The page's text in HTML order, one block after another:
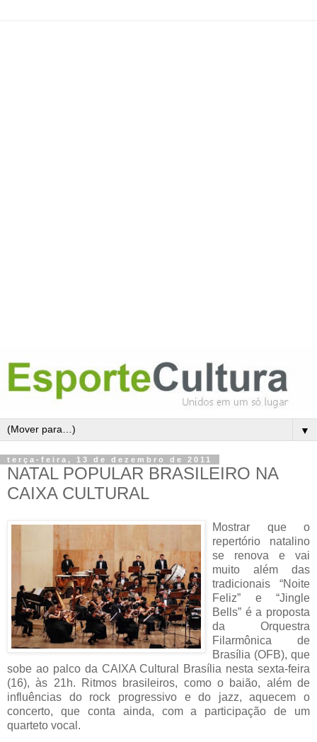
▼
terça-feira, 13 de dezembro de 2011
NATAL POPULAR BRASILEIRO NA
CAIXA CULTURAL
Mostrar que o
repertório natalino
se renova e vai
muito além das
tradicionais “Noite
Feliz” e “Jingle
Bells” é a proposta
da Orquestra
Filarmônica de
Brasília (OFB), que
sobe ao palco da CAIXA Cultural Brasília nesta sexta-feira
(16), às 21h. Ritmos brasileiros, como o baião, além de
influências do rock progressivo e do jazz, aquecem o
concerto, que conta ainda, com a participação de um
quarteto vocal.